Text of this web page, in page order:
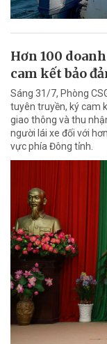
Hơn 100
cam kết bảo
Sáng 31/7, Phòng
tuyên truyền, ký cam
giao thông và thu
người lái xe đối với
vực phía Đông tỉnh.